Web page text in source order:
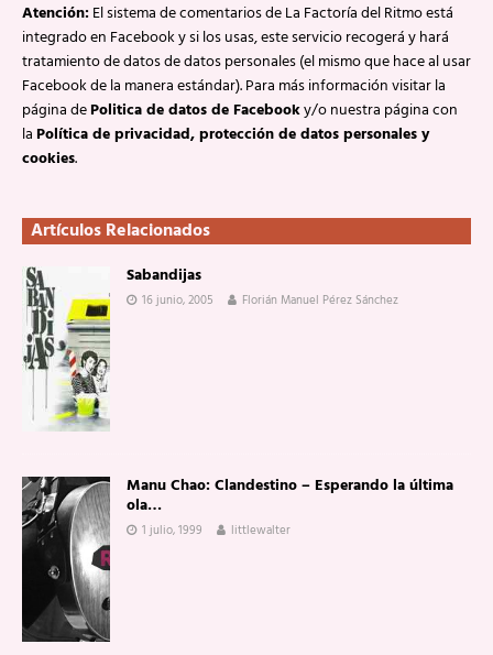
Atención:El sistema de comentarios de La Factoría del Ritmo está
integrado en Facebook y si los usas, este servicio recogerá y hará
tratamiento de datos de datos personales (el mismo que hace al usar
Facebook de la manera estándar). Para más información visitar la
página dePolitica de datos de Facebooky/o nuestra página con
laPolítica de privacidad, protección de datos personales y
cookies.
Artículos Relacionados
Sabandijas
16 junio, 2005 Florián Manuel Pérez Sánchez
Manu Chao: Clandestino – Esperando la última
ola…
1 julio, 1999 littlewalter